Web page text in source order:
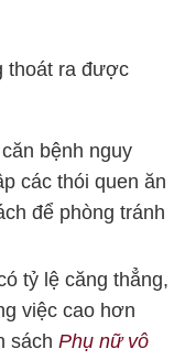
thoát ra được
bệnh nguy
các thói quen ăn
để phòng tránh
tỷ lệ căng thẳng,
việc cao hơn
sách Phụ nữ vô